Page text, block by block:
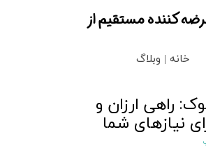
کننده مستقیم از
خانه | وبلاگ
راهی ارزان و
نیازهای شما